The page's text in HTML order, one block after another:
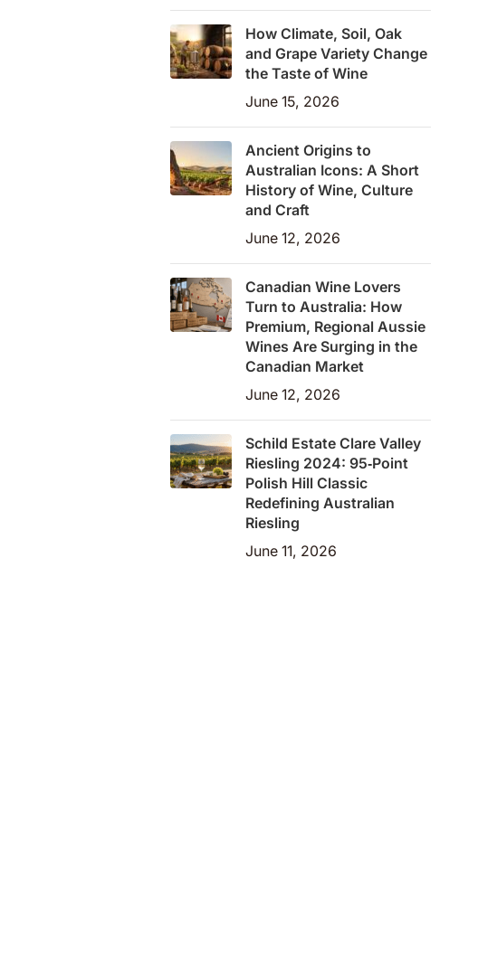
How Climate, Soil, Oak
and Grape Variety Change
the Taste of Wine
June 15, 2026
Ancient Origins to
Australian Icons: A Short
History of Wine, Culture
and Craft
June 12, 2026
Canadian Wine Lovers
Turn to Australia: How
Premium, Regional Aussie
Wines Are Surging in the
Canadian Market
June 12, 2026
Schild Estate Clare Valley
Riesling 2024: 95‑Point
Polish Hill Classic
Redefining Australian
Riesling
June 11, 2026